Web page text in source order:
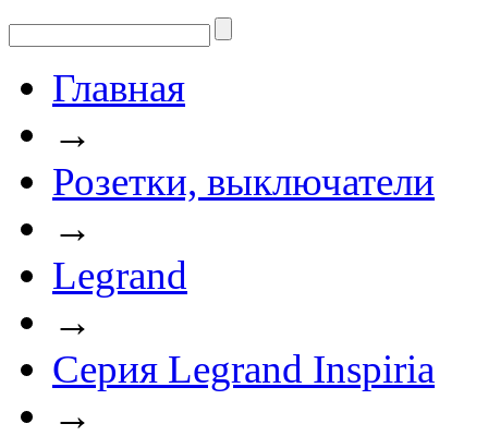
Главная
→
Розетки, выключатели
→
Legrand
→
Серия Legrand Inspiria
→